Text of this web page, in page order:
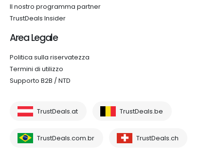
Il nostro programma partner
TrustDeals Insider
Area Legale
Politica sulla riservatezza
Termini di utilizzo
Supporto B2B / NTD
TrustDeals.at TrustDeals.be
TrustDeals.com.br TrustDeals.ch